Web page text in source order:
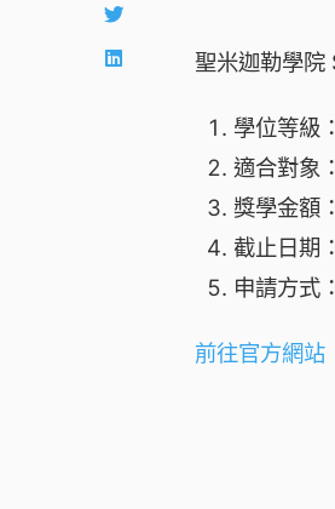
聖米迦勒學
學位等級
適合對象
獎學金額
截止日期
申請方式
前往官方網站